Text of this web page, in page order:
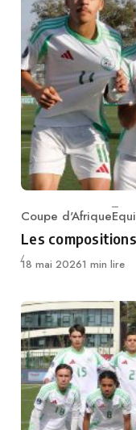
Category
Coupe d'Afrique
Les
Publié
18 mai 20261 min lire